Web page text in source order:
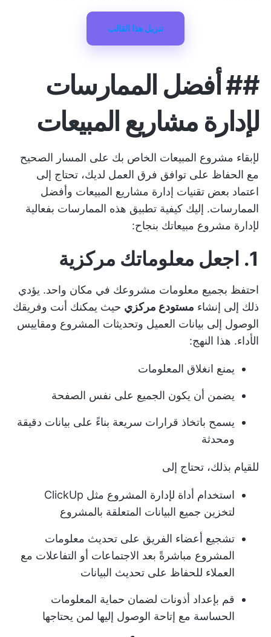
تنزيل هذا القالب
## أفضل الممارسات
لإدارة مشاريع المبيعات
لإبقاء مشروع المبيعات الخاص بك على المسار الصحيح
مع الحفاظ على توافق فرق العمل لديك، تحتاج إلى
اعتماد بعض تقنيات إدارة مشاريع المبيعات وأفضل
الممارسات. إليك كيفية تطبيق هذه الممارسات بفعالية
لإدارة مشروع مبيعاتك بنجاح:
1. اجعل معلوماتك مركزية
احتفظ بجميع معلومات مشروعك في مكان واحد. يؤدي
ذلك إلى إنشاء مستودع مركزي حيث يمكنك أنت وفريقك
الوصول إلى بيانات العميل وتحديثات المشروع ومقاييس
الأداء. هذا النهج:
يمنع انغلاق المعلومات
يضمن أن يكون الجميع على نفس الصفحة
يسمح باتخاذ قرارات سريعة بناءً على بيانات دقيقة
ومحدثة
للقيام بذلك، تحتاج إلى
استخدام أداة لإدارة المشروع مثل ClickUp
لتخزين جميع البيانات المتعلقة بالمشروع
تشجيع أعضاء الفريق على تحديث معلومات
المشروع مباشرةً بعد الاجتماعات أو التفاعلات مع
العملاء للحفاظ على تحديث البيانات
قم بإعداد أذونات لضمان حماية المعلومات
الحساسة مع إتاحة الوصول إليها لمن يحتاجها